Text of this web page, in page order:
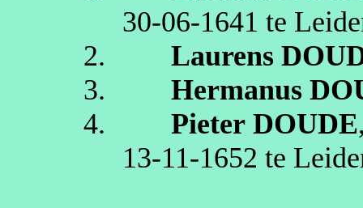
30‑06‑1641 te
2.
Laurens
3.
Hermanus
4.
Pieter DOUDE
13‑11‑1652 te